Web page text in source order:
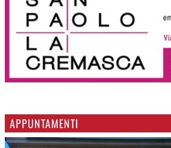
APPUNTAMENTI